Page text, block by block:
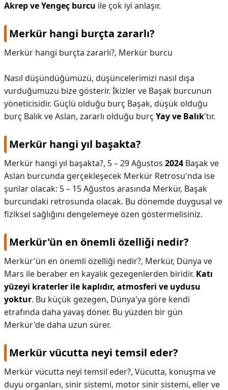
Akrep ve Yengeç burcu ile çok iyi anlaşır.
Merkür hangi burçta zararlı?
Merkür hangi burçta zararlı?, Merkür burcu
Nasıl düşündüğümüzü, düşüncelerimizi nasıl dışa
vurduğumuzu bize gösterir. İkizler ve Başak burcunun
yöneticisidir. Güçlü olduğu burç Başak, düşük olduğu
burç Balık ve Aslan, zararlı olduğu burç Yay ve Balık'tır.
Merkür hangi yıl başakta?
Merkür hangi yıl başakta?, 5 – 29 Ağustos 2024 Başak ve
Aslan burcunda gerçekleşecek Merkür Retrosu'nda ise
şunlar olacak: 5 – 15 Ağustos arasında Merkür, Başak
burcundaki retrosunda olacak. Bu dönemde duygusal ve
fiziksel sağlığını dengelemeye özen göstermelisiniz.
Merkür'ün en önemli özelliği nedir?
Merkür'ün en önemli özelliği nedir?, Merkür, Dünya ve
Mars ile beraber en kayalık gezegenlerden biridir. Katı
yüzeyi kraterler ile kaplıdır, atmosferi ve uydusu
yoktur. Bu küçük gezegen, Dünya'ya göre kendi
etrafında daha yavaş döner. Bu yüzden bir gün
Merkür'de daha uzun sürer.
Merkür vücutta neyi temsil eder?
Merkür vücutta neyi temsil eder?, Vücutta, konuşma ve
duyu organları, sinir sistemi, motor sinir sistemi, eller ve